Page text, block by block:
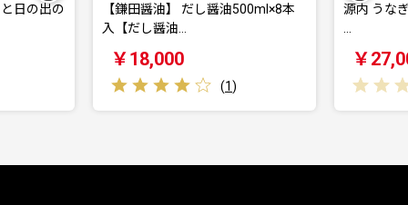
】 だし醤油500ml×8本
源内 うなぎの蒲焼 2尾 ( 150g × 2尾